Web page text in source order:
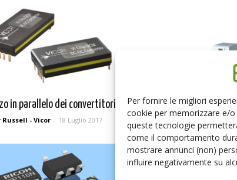
Per fornire le migliori
cookie per memorizzare e/
queste tecnologie
come il comportamento
mostrare annunci (non)
influire negativamente su
in parallelo dei convertitori Dc-Dc
- Vicor - 18 Luglio 2017
Potenza
Walter